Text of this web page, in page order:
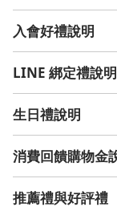
入會好禮說明
LINE 綁定禮說明
生日禮說明
消費回饋購物金
推薦禮與好評禮